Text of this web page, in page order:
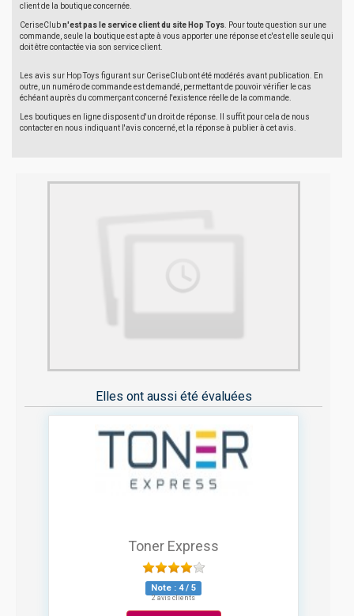
client de la boutique concernée.
CeriseClubn'est pas le service client du site Hop Toys . Pour toute question sur une
commande, seule la boutique est apte à vous apporter une réponse et c'est elle seule qui
doit être contactée via son service client.
Les avis sur Hop Toys figurant sur CeriseClub ont été modérés avant publication. En
outre, un numéro de commande est demandé, permettant de pouvoir vérifier le cas
échéant auprès du commerçant concerné l'existence réelle de la commande.
Les boutiques en ligne disposent d'un droit de réponse. Il suffit pour cela de nous
contacter en nous indiquant l'avis concerné, et la réponse à publier à cet avis.
Elles ont aussi été évaluées
Toner Express
Note : 4/ 5
2 avis clients